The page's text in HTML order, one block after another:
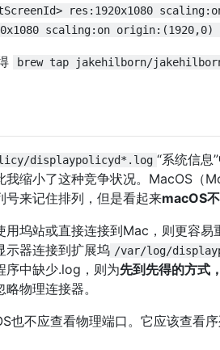
res:1920x1080
scaling:on origin:(1920,0)
brew tap jakehilborn/
displaypolicyd*.log “系统信息
我缩小了这种竞争状况。MacOS（
号来记住排列，但是看起来macOS
用坞站或直接连接到Mac，则更容
示器连接到扩展坞 /var/log/
序中缺少.log，则为先到先得的方式，
物理连接器。
也不应查看物理端口。它应该查看